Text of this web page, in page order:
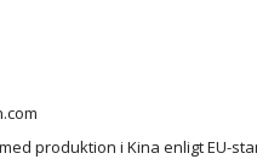
produktion i Kina enligt EU-